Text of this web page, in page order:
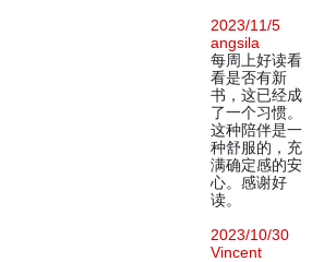
2023/11/5
angsila
每周上好读看
看是否有新
书，这已经成
了一个习惯。
这种陪伴是一
种舒服的，充
满确定感的安
心。感谢好
读。
2023/10/30
Vincent